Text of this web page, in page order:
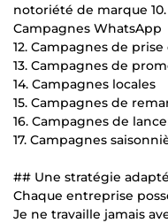
notoriété de marque 10.
Campagnes WhatsApp
12. Campagnes de
13. Campagnes de
14. Campagnes locales
15. Campagnes de
16. Campagnes de
17. Campagnes
## Une stratégie
Chaque entreprise
Je ne travaille jamais